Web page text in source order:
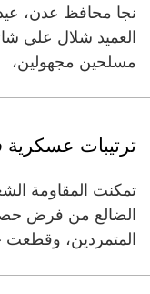
نجا محافظ عدن،
العميد شلال علي
مسلحين مجهولين،
ترتيبات عسكرية
تمكنت المقاومة
الضالع من فرض
المتمردين،